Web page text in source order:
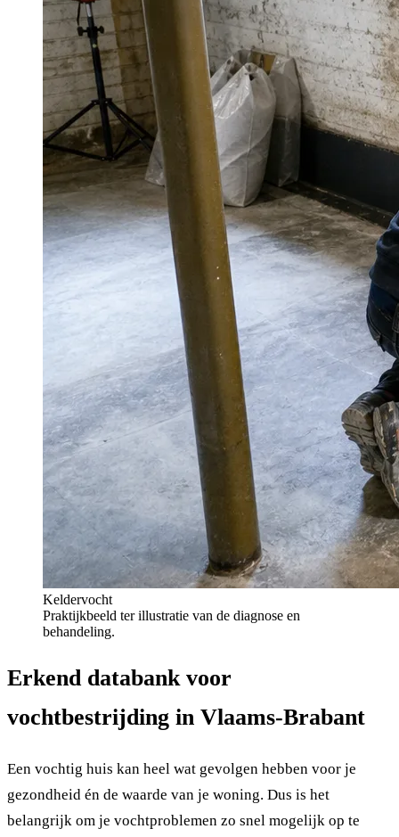
Keldervocht
Praktijkbeeld ter illustratie van de diagnose en
behandeling.
Erkend databank voor
vochtbestrijding in Vlaams-Brabant
Een vochtig huis kan heel wat gevolgen hebben voor je
gezondheid én de waarde van je woning. Dus is het
belangrijk om je vochtproblemen zo snel mogelijk op te